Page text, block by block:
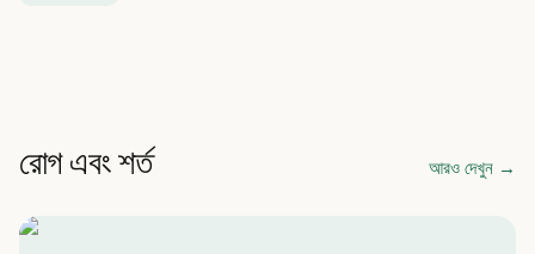
রোগ এবং শর্ত আরও দেখুন →